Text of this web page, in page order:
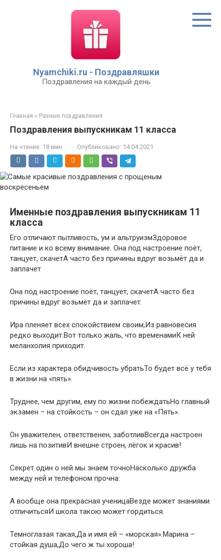
Nyamchiki.ru - Поздравляшки
Поздравления на каждый день
Главная » Разные поздравления
Поздравления выпускникам 11 класса
На чтение: 18 мин Опубликовано: 14.04.2021
Именные поздравления выпускникам 11
класса
Его отличают пытливость, ум и альтруизмЗдоровое
питание и ко всему внимание. Она под настроение поёт,
танцует, скачетА часто без причины вдруг возьмёт да и
заплачет
Она под настроение поёт, танцует, скачетА часто без
причины вдруг возьмёт да и заплачет.
Ира пленяет всех спокойствием своим,Из равновесия
редко выходит.Вот только жаль, что временамиК ней
меланхолия приходит.
Если из характера обидчивость убратьТо будет всё у тебя
в жизни на «пять».
Труднее, чем другим, ему по жизни побеждатьНо главный
экзамен – на стойкость – он сдал уже на «Пять».
Он уважителен, ответственен, заботливВсегда настроен
лишь на позитивИ внешне строен, лёгок и красив!
Секрет один о ней мы знаем точноНасколько дружба
между ней и телефоном прочна:
А вообще она прекрасная ученицаВезде может знаниями
отличитьсяИ школа такою может гордиться.
Темноглазая такая,Да и имя ей – «морская».Марина –
стойкая душа,До чего ж ты хороша!